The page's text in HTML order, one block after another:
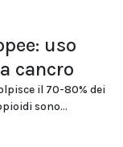
uso
cancro
il 70-80% dei
sono...